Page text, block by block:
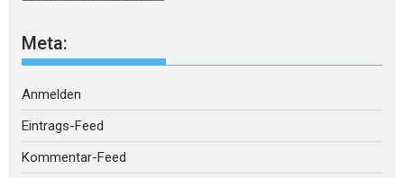
Meta:
Anmelden
Eintrags-Feed
Kommentar-Feed